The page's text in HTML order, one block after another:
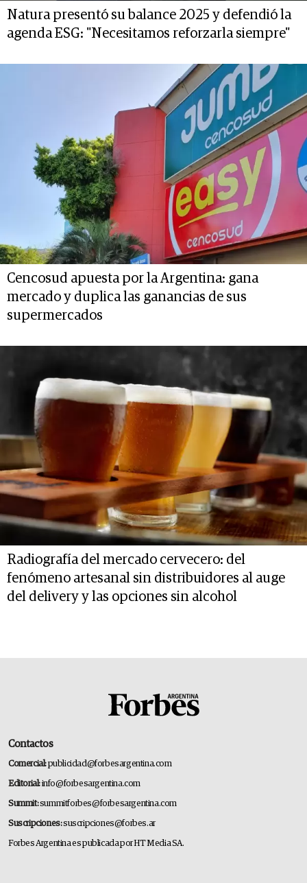
Natura presentó su balance 2025 y defendió la
agenda ESG: "Necesitamos reforzarla siempre"
Cencosud apuesta por la Argentina: gana
mercado y duplica las ganancias de sus
supermercados
Radiografía del mercado cervecero: del
fenómeno artesanal sin distribuidores al auge
del delivery y las opciones sin alcohol
Contactos
Comercial:publicidad@forbesargentina.com
Editorial:info@forbesargentina.com
Summit:summitforbes@forbesargentina.com
Suscripciones:suscripciones@forbes.ar
Forbes Argentina es publicada por HT Media SA.